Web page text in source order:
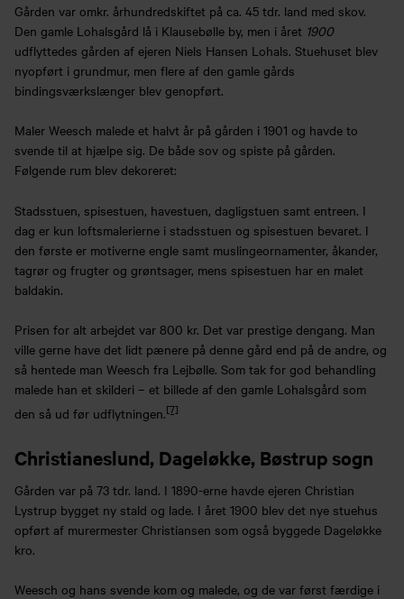
Gården var omkr. århundredskiftet på ca. 45 tdr. land med skov.
Den gamle Lohalsgård lå i Klausebølle by, men i året 1900
udflyttedes gården af ejeren Niels Hansen Lohals. Stuehuset blev
nyopført i grundmur, men flere af den gamle gårds
bindingsværkslænger blev genopført.
Maler Weesch malede et halvt år på gården i 1901 og havde to
svende til at hjælpe sig. De både sov og spiste på gården.
Følgende rum blev dekoreret:
Stadsstuen, spisestuen, havestuen, dagligstuen samt entreen. I
dag er kun loftsmalerierne i stadsstuen og spisestuen bevaret. I
den første er motiverne engle samt muslingeornamenter, åkander,
tagrør og frugter og grøntsager, mens spisestuen har en malet
baldakin.
Prisen for alt arbejdet var 800 kr. Det var prestige dengang. Man
ville gerne have det lidt pænere på denne gård end på de andre, og
så hentede man Weesch fra Lejbølle. Som tak for god behandling
malede han et skilderi – et billede af den gamle Lohalsgård som
den så ud før udflytningen.[7]
Christianeslund, Dageløkke, Bøstrup sogn
Gården var på 73 tdr. land. I 1890-erne havde ejeren Christian
Lystrup bygget ny stald og lade. I året 1900 blev det nye stuehus
opført af murermester Christiansen som også byggede Dageløkke
kro.
Weesch og hans svende kom og malede, og de var først færdige i